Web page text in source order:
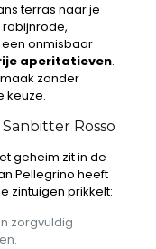
terras naar je
robijnrode,
een onmisbaar
aperitatieven.
zonder
keuze.
Rosso
geheim zit in de
Pellegrino heeft
zintuigen prikkelt:
zorgvuldig